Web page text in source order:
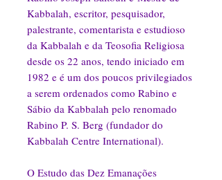
Kabbalah, escritor, pesquisador,
palestrante, comentarista e estudioso
da Kabbalah e da Teosofia Religiosa
desde os 22 anos, tendo iniciado em
1982 e é um dos poucos privilegiados
a serem ordenados como Rabino e
Sábio da Kabbalah pelo renomado
Rabino P. S. Berg (fundador do
Kabbalah Centre International).
O Estudo das Dez Emanações